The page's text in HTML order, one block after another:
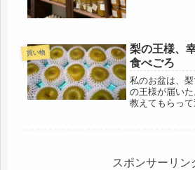
買い物
梨の王様、
食べごろ
私のお盆は、
の王様が届い
教えてもらっ
像...
スポンサーリン